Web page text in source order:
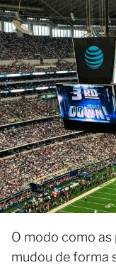
O modo como
mudou de forma